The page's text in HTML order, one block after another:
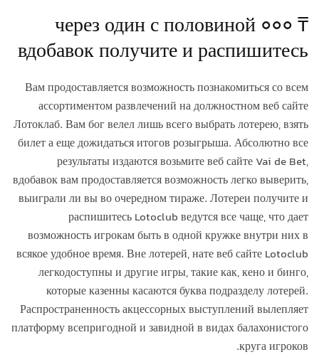
через один с половиной 000 ₸
вдобавок получите и распишитесь
Вам продоставляется возможность познакомиться со всем
ассортиментом развлечений на должностном веб сайте
Лотоклаб. Вам бог велел лишь всего выбрать лотерею, взять
билет а еще дожидаться итогов розыгрыша. Абсолютно все
результаты издаются возьмите веб сайте Vai de Bet,
вдобавок вам продоставляется возможность легко выверить,
выиграли ли вы во очередном тираже. Лотереи получите и
распишитесь Lotoclub ведутся все чаще, что дает
возможность игрокам быть в одной кружке внутри них в
всякое удобное время. Вне лотерей, нате веб сайте Lotoclub
легкодоступны и другие игры, такие как, кено и бинго,
которые казенны касаются буква подразделу лотерей.
Распространенность акцессорных выступлений вылепляет
платформу всепригодной и завидной в видах балахонистого
круга игроков.